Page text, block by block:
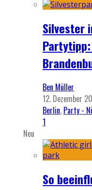
Silvester
Ben Müller
12. Dezember
Berlin, Party -
1
Neu
So